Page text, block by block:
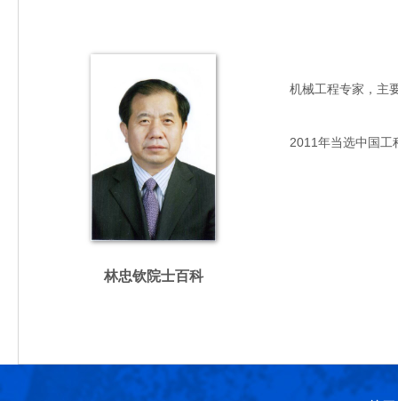
林忠钦院士百科
机械工程专家，主要
2011年当选中国工